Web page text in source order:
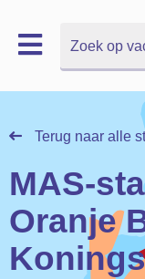
Terug naar alle
MAS-
Oranje